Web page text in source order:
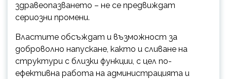
здравеопазването – не се предвиждат
сериозни промени.
Властите обсъждат и възможност за
доброволно напускане, както и сливане на
структури с близки функции, с цел по-
ефективна работа на администрацията и